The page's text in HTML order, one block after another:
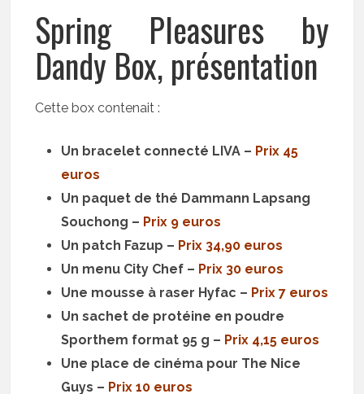
Spring Pleasures by
Dandy Box, présentation
Cette box contenait :
Un bracelet connecté LIVA – Prix 45
euros
Un paquet de thé Dammann Lapsang
Souchong – Prix 9 euros
Un patch Fazup – Prix 34,90 euros
Un menu City Chef – Prix 30 euros
Une mousse à raser Hyfac – Prix 7 euros
Un sachet de protéine en poudre
Sporthem format 95 g – Prix 4,15 euros
Une place de cinéma pour The Nice
Guys – Prix 10 euros